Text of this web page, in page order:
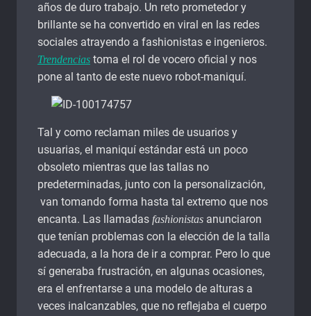
años de duro trabajo. Un reto prometedor y
brillante se ha convertido en viral en las redes
sociales atrayendo a fashionistas e ingenieros.
Trendencias toma el rol de vocero oficial y nos
pone al tanto de este nuevo robot-maniquí.
Tal y como reclaman miles de usuarios y
usuarias, el maniquí estándar está un poco
obsoleto mientras que las tallas no
predeterminadas, junto con la personalización,
van tomando forma hasta tal extremo que nos
encanta. Las llamadas fashionistas anunciaron
que tenían problemas con la elección de la talla
adecuada, a la hora de ir a comprar. Pero lo que
sí generaba frustración, en algunas ocasiones,
era el enfrentarse a una modelo de alturas a
veces inalcanzables, que no reflejaba el cuerpo